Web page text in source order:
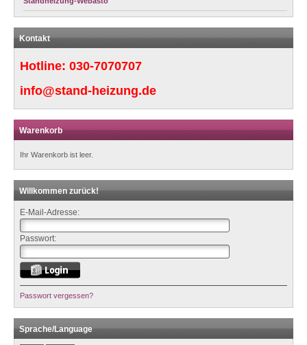
Kontakt
Hotline: 030-7070707
info@stand-heizung.de
Warenkorb
Ihr Warenkorb ist leer.
Willkommen zurück!
E-Mail-Adresse:
Passwort:
Passwort vergessen?
Sprache/Language